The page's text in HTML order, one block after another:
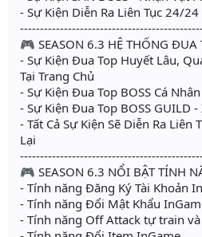
- Sự Kiện Diễn Ra Liên Tục 24/24
🎮 SEASON 6.3 HỆ THỐNG ĐUA
- Sự Kiện Đua Top Huyết Lâu,
Tại Trang Chủ
- Sự Kiện Đua Top BOSS Cá
- Sự Kiện Đua Top BOSS GUILD -
- Tất Cả Sự Kiện Sẽ Diễn Ra Liên
Lại
🎮 SEASON 6.3 NỔI BẬT TÍNH
- Tính năng Đăng Ký Tài Khoản
- Tính năng Đổi Mật Khẩu
- Tính năng Off Attack tự train